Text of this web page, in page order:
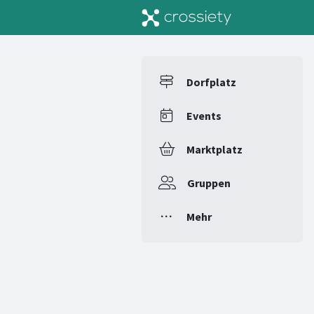
Dorfplatz
Events
Marktplatz
Gruppen
Mehr